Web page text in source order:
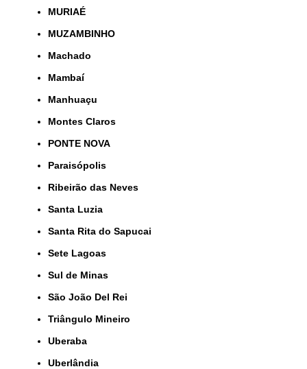
MURIAÉ
MUZAMBINHO
Machado
Mambaí
Manhuaçu
Montes Claros
PONTE NOVA
Paraisópolis
Ribeirão das Neves
Santa Luzia
Santa Rita do Sapucai
Sete Lagoas
Sul de Minas
São João Del Rei
Triângulo Mineiro
Uberaba
Uberlândia